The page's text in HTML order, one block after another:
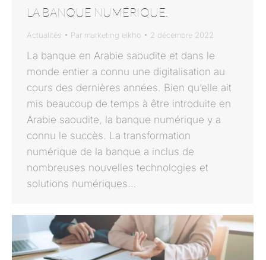
LA BANQUE NUMÉRIQUE.
Actualités Par marketing elkho 2 décembre 2022
La banque en Arabie saoudite et dans le
monde entier a connu une digitalisation au
cours des dernières années. Bien qu’elle ait
mis beaucoup de temps à être introduite en
Arabie saoudite, la banque numérique y a
connu le succès. La transformation
numérique de la banque a inclus de
nombreuses nouvelles technologies et
solutions numériques…